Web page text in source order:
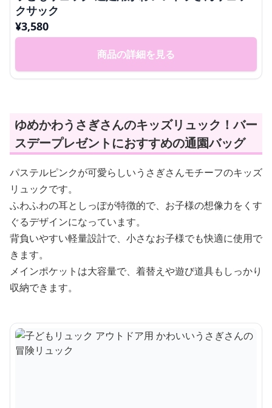
クサック
¥3,580
商品の詳細を見る
ゆめかわうさぎさんのキッズリュック！バー
スデープレゼントにおすすめの通園バッグ
パステルピンクが可愛らしいうさぎさんモチーフのキッズ
リュックです。
ふわふわの耳としっぽが特徴的で、お子様の想像力をくす
ぐるデザインになっています。
背負いやすい軽量設計で、小さなお子様でも快適に使用で
きます。
メインポケットは大容量で、着替えや遊び道具もしっかり
収納できます。